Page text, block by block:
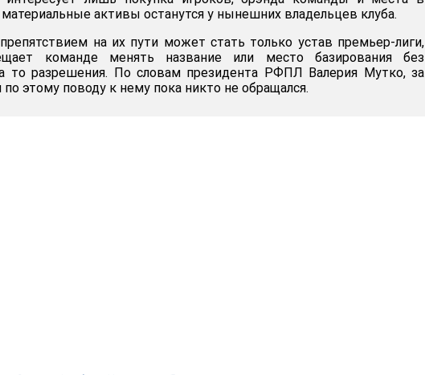
активы останутся у нынешних владельцев клуба.
на их пути может стать только устав премьер-лиги,
команде менять название или место базирования без
то разрешения. По словам президента РФПЛ Валерия Мутко, за
по этому поводу к нему пока никто не обращался.